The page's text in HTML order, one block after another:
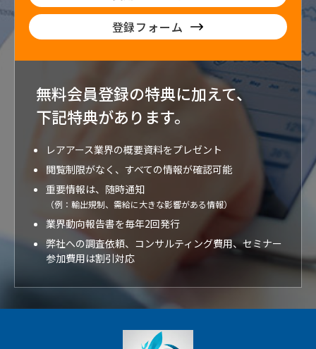
登録フォーム
無料会員登録の特典に加えて、
下記特典があります。
レアアース業界の概要資料をプレゼント
閲覧制限がなく、すべての情報が確認可能
重要情報は、随時通知
（例：輸出規制、需給に大きな影響がある情報）
業界動向報告書を毎年2回発行
弊社への調査依頼、コンサルティング費用、セミナー
参加費用は割引対応